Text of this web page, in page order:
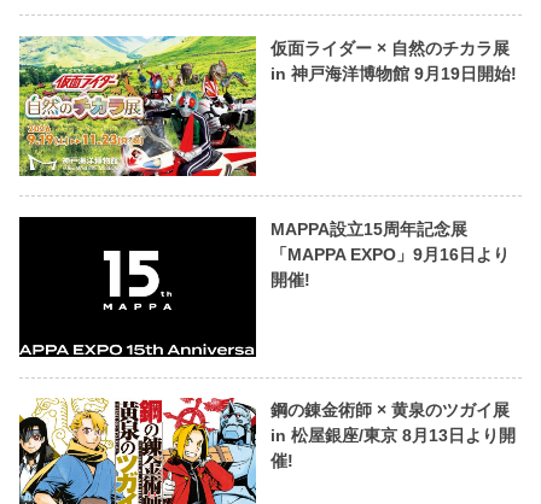
仮面ライダー × 自然のチカラ展
in 神戸海洋博物館 9月19日開始!
MAPPA設立15周年記念展
「MAPPA EXPO」9月16日より
開催!
鋼の錬金術師 × 黄泉のツガイ展
in 松屋銀座/東京 8月13日より開
催!